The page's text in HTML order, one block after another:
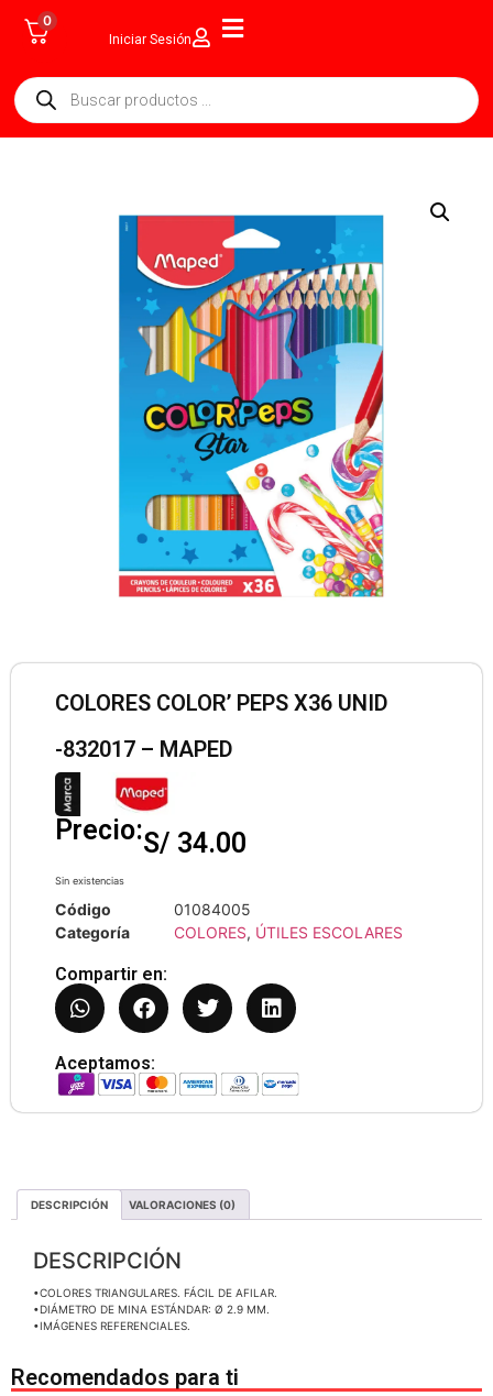
0
Iniciar Sesión
COLORES COLOR’ PEPS X36 UNID
-832017 – MAPED
Precio:S/ 34.00
Sin existencias
Código
01084005
Categoría
COLORES, ÚTILES ESCOLARES
Compartir en:
Aceptamos:
DESCRIPCIÓN VALORACIONES (0)
DESCRIPCIÓN
•COLORES TRIANGULARES. FÁCIL DE AFILAR.
•DIÁMETRO DE MINA ESTÁNDAR: Ø 2.9 MM.
•IMÁGENES REFERENCIALES.
Recomendados para ti